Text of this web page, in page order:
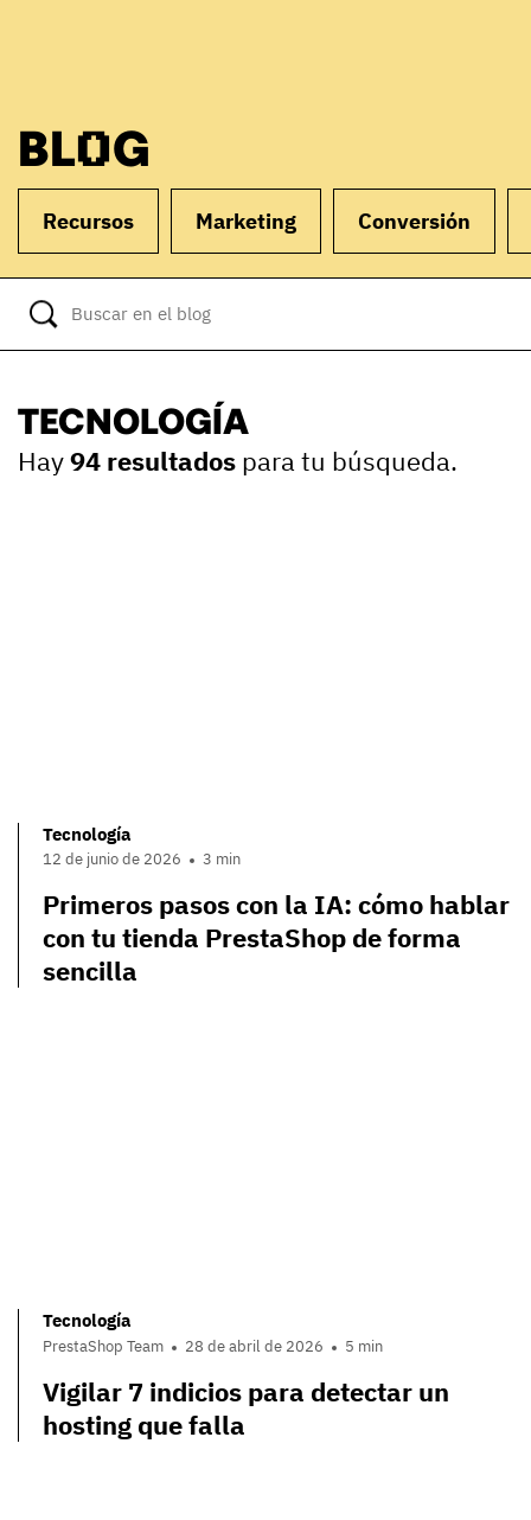
BLOG
Recursos Marketing Conversión
TECNOLOGÍA
Hay94 resultados para tu búsqueda.
Tecnología
12 de junio de 2026 3 min
Primeros pasos con la IA: cómo hablar
con tu tienda PrestaShop de forma
sencilla
Tecnología
PrestaShop Team 28 de abril de 2026 5 min
Vigilar 7 indicios para detectar un
hosting que falla